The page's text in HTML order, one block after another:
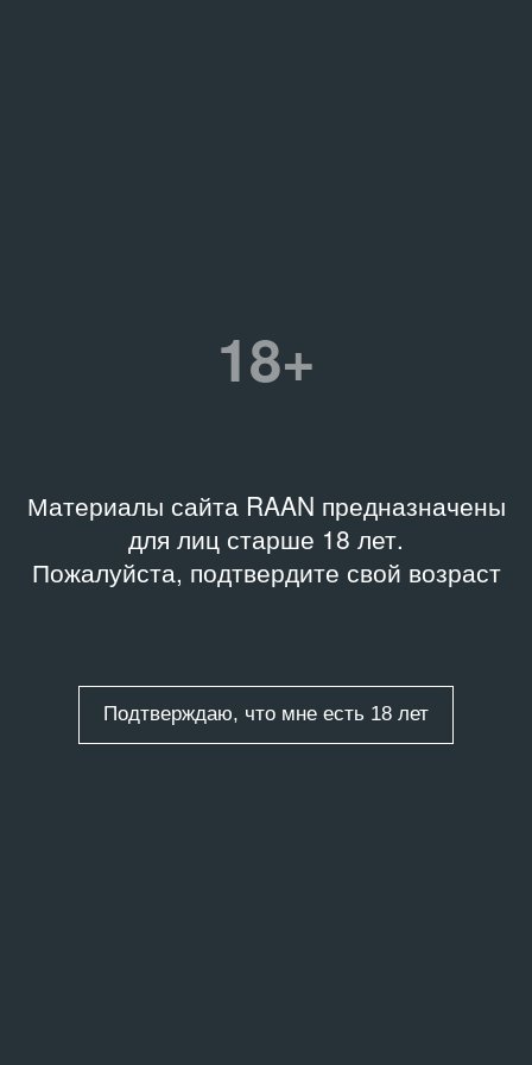
18+
Материалы сайта RAAN предназначены
для лиц старше 18 лет.
Пожалуйста, подтвердите свой возраст
Подтверждаю, что мне есть 18 лет